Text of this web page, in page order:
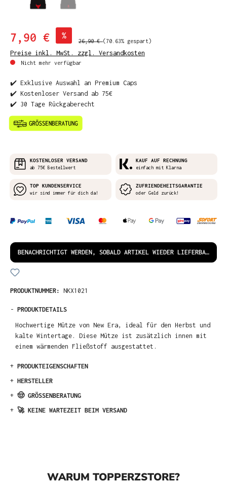
7,90 € %
26,90 €(70.63% gespart)
Preise inkl. MwSt. zzgl. Versandkosten
Nicht mehr verfügbar
✔️ Exklusive Auswahl an Premium Caps
✔️ Kostenloser Versand ab 75€
✔️ 30 Tage Rückgaberecht
KOSTENLOSER VERSAND
ab 75€ Bestellwert
KAUF AUF RECHNUNG
einfach mit Klarna
TOP KUNDENSERVICE
wir sind immer für dich da!
ZUFRIENDEHEITSGARANTIE
oder Geld zurück!
BENACHRICHTIGT WERDEN, SOBALD ARTIKEL WIEDER LIEFERBAR IST!
PRODUKTNUMMER: NKX1021
- PRODUKTDETAILS
Hochwertige Mütze von New Era, ideal für den Herbst und
kalte Wintertage. Diese Mütze ist zusätzlich innen mit
einem wärmenden Fließstoff ausgestattet.
+ PRODUKTEIGENSCHAFTEN
+ HERSTELLER
+ 🤠 GRÖSSENBERATUNG
+ 🚀 KEINE WARTEZEIT BEIM VERSAND
WARUM TOPPERZSTORE?